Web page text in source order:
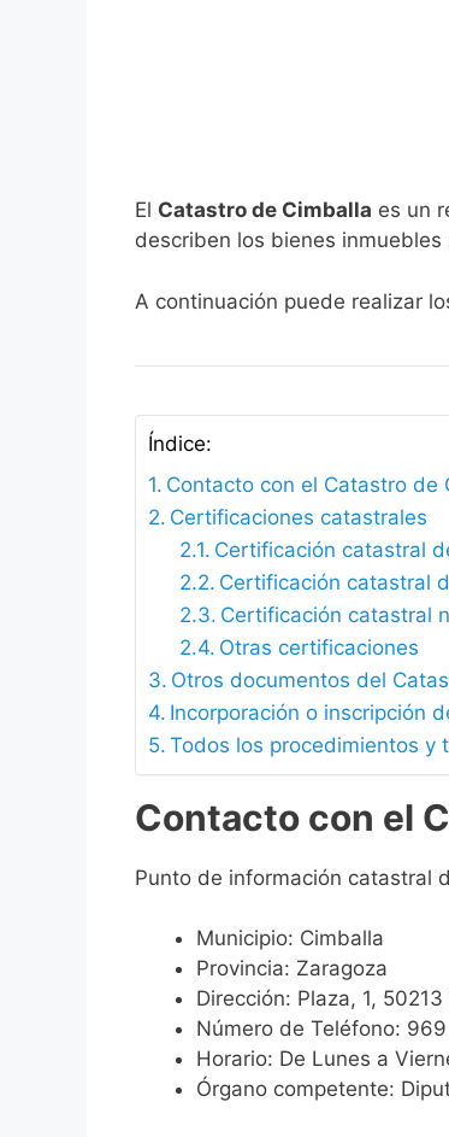
El Catastro de Cimballa es un
describen los bienes
A continuación puede realizar
Índice:
Contacto con el Catastro de
Certificaciones catastrales
Certificación catastral
Certificación catastral
Certificación catastral
Otras certificaciones
Otros documentos del
Incorporación o inscripción
Todos los procedimientos y
Contacto con el
Punto de información catastral
Municipio: Cimballa
Provincia: Zaragoza
Dirección: Plaza, 1,
Número de Teléfono:
Horario: De Lunes a
Órgano competente: